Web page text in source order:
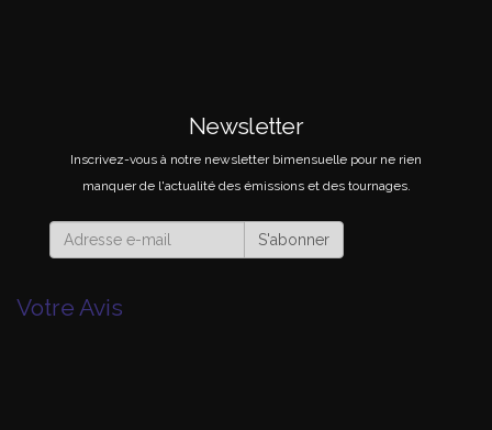
Newsletter
Inscrivez-vous à notre newsletter bimensuelle pour ne rien
manquer de l'actualité des émissions et des tournages.
S'abonner
Votre Avis